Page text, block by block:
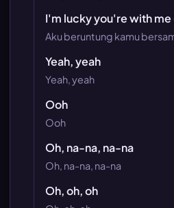
I'm lucky you're with me
Aku beruntung kamu
Yeah, yeah
Yeah, yeah
Ooh
Ooh
Oh, na-na, na-na
Oh, na-na, na-na
Oh, oh, oh